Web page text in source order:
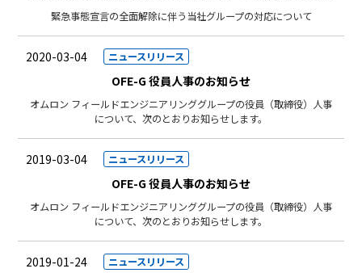
緊急事態宣言の全面解除に伴う当社グループの対応について
2020-03-04 ニュースリリース
OFE-G 役員人事のお知らせ
オムロン フィールドエンジニアリンググループの役員（取締役）人事
について、次のとおりお知らせします。
2019-03-04 ニュースリリース
OFE-G 役員人事のお知らせ
オムロン フィールドエンジニアリンググループの役員（取締役）人事
について、次のとおりお知らせします。
2019-01-24 ニュースリリース